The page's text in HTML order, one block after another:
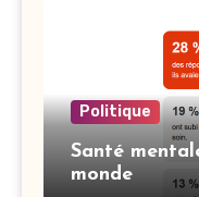
Politique
Santé
monde